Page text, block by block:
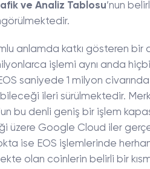
ve Analiz Tablosu’nun
anlamda katkı gösteren
işlemi aynı anda
saniyede 1 milyon civarında
ileri sürülmektedir.
bu denli geniş bir işlem
Google Cloud iler
ise EOS işlemlerinde
olan coinlerin belirli bir